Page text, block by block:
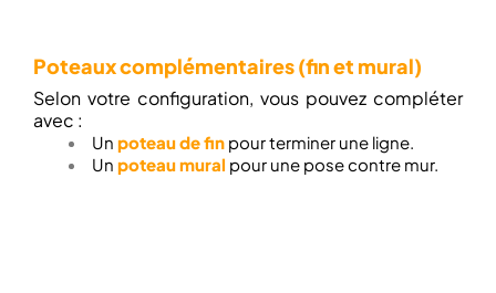
Poteaux complémentaires (fin et mural)
Selon votre configuration, vous pouvez compléter
avec :
Un poteau de fin pour terminer une ligne.
Un poteau mural pour une pose contre mur.